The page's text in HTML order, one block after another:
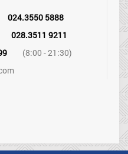
024.3550 5888
028.3511 9211
(8:00 - 21:30)